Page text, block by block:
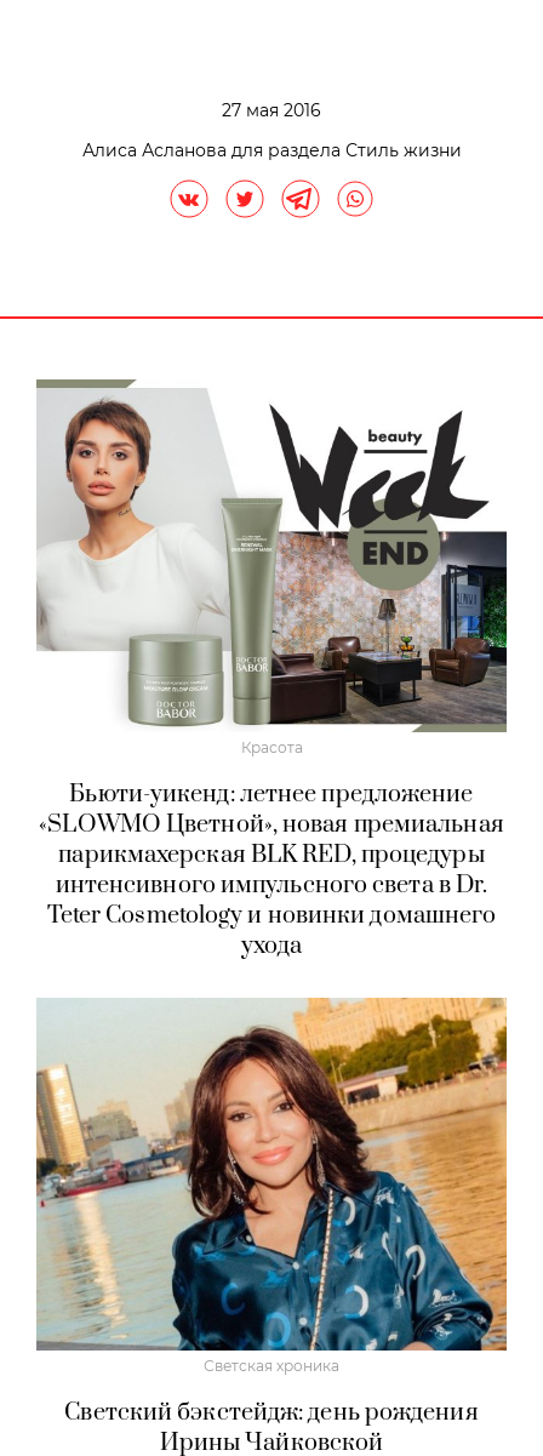
27 мая 2016
Алиса Асланова для раздела Стиль жизни
Красота
Бьюти-уикенд: летнее предложение
«SLOWMO Цветной», новая премиальная
парикмахерская BLK RED, процедуры
интенсивного импульсного света в Dr.
Teter Cosmetology и новинки домашнего
ухода
Светская хроника
Светский бэкстейдж: день рождения
Ирины Чайковской